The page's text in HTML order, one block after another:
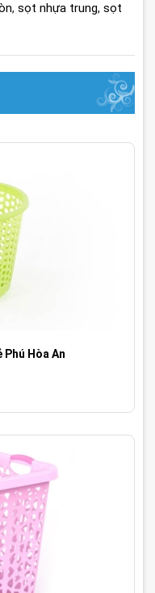
, sọt nhựa trung, sọt
Hòa An